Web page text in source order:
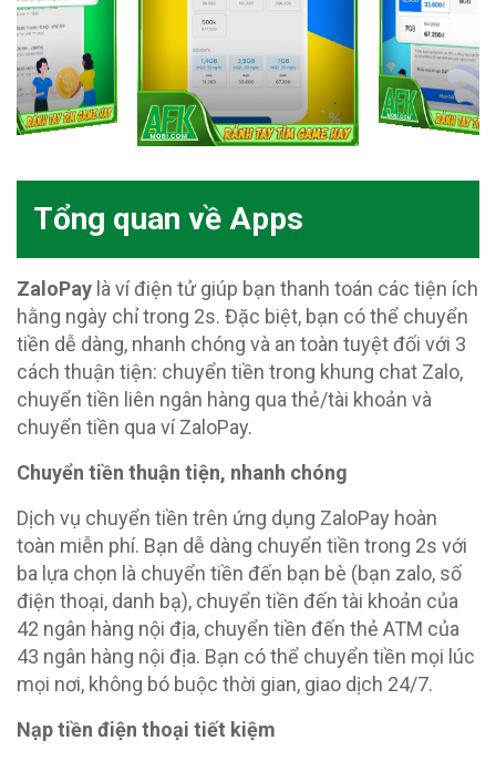
Tổng quan về Apps
ZaloPay là ví điện tử giúp bạn thanh toán các tiện ích
hằng ngày chỉ trong 2s. Đặc biệt, bạn có thể chuyển
tiền dễ dàng, nhanh chóng và an toàn tuyệt đối với 3
cách thuận tiện: chuyển tiền trong khung chat Zalo,
chuyển tiền liên ngân hàng qua thẻ/tài khoản và
chuyển tiền qua ví ZaloPay.
Chuyển tiền thuận tiện, nhanh chóng
Dịch vụ chuyển tiền trên ứng dụng ZaloPay hoàn
toàn miễn phí. Bạn dễ dàng chuyển tiền trong 2s với
ba lựa chọn là chuyển tiền đến bạn bè (bạn zalo, số
điện thoại, danh bạ), chuyển tiền đến tài khoản của
42 ngân hàng nội địa, chuyển tiền đến thẻ ATM của
43 ngân hàng nội địa. Bạn có thể chuyển tiền mọi lúc
mọi nơi, không bó buộc thời gian, giao dịch 24/7.
Nạp tiền điện thoại tiết kiệm